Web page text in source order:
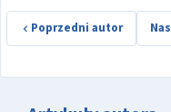
Poprzedni autor